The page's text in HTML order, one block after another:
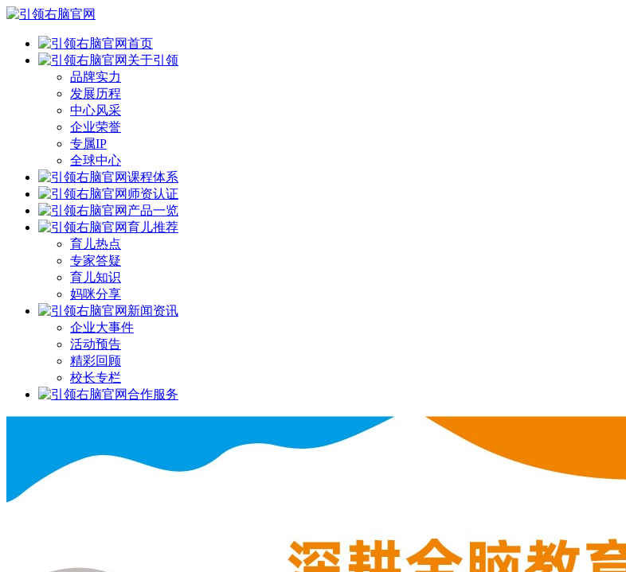
首页
关于引领
品牌实力
发展历程
中心风采
企业荣誉
专属IP
全球中心
课程体系
师资认证
产品一览
育儿推荐
育儿热点
专家答疑
育儿知识
妈咪分享
新闻资讯
企业大事件
活动预告
精彩回顾
校长专栏
合作服务